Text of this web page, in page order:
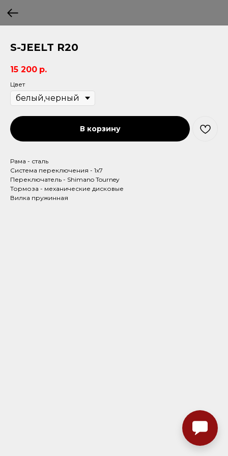
S-JEELT R20
15 200 р.
Цвет
В корзину
Рама - сталь
Система переключения - 1х7
Переключатель - Shimano Tourney
Тормоза - механические дисковые
Вилка пружинная